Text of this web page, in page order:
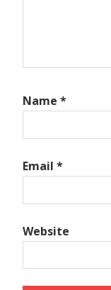
Name *
Email *
Website